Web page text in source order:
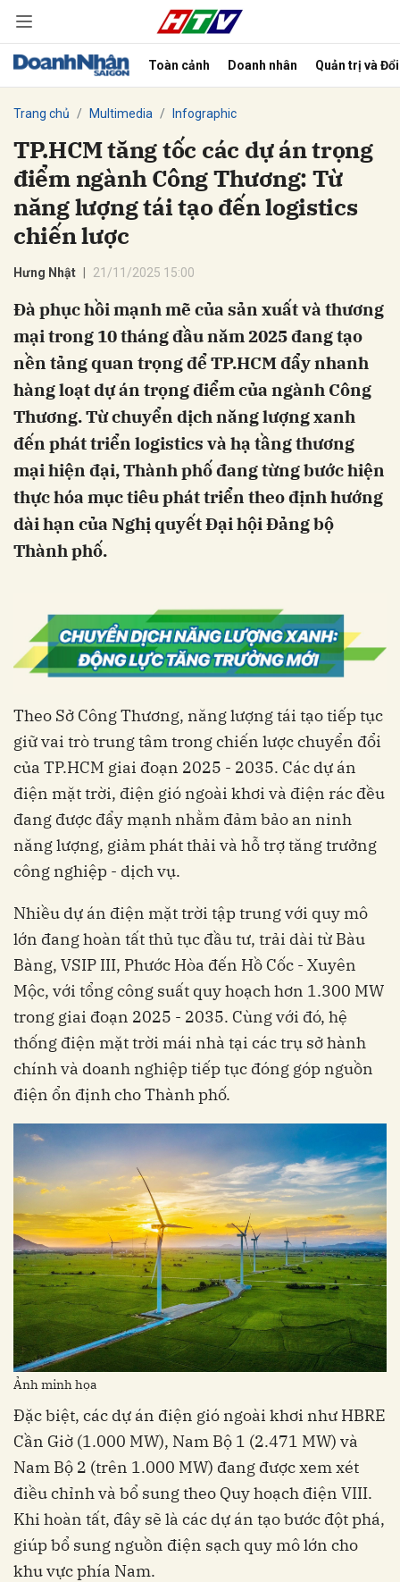
Toàn cảnh Doanh nhân Quản trị và
Trang chủ Multimedia Infographic
TP.HCM tăng tốc các dự án trọng
điểm ngành Công Thương: Từ
năng lượng tái tạo đến logistics
chiến lược
Hưng Nhật 21/11/2025 15:00
Đà phục hồi mạnh mẽ của sản xuất và thương
mại trong 10 tháng đầu năm 2025 đang tạo
nền tảng quan trọng để TP.HCM đẩy nhanh
hàng loạt dự án trọng điểm của ngành Công
Thương. Từ chuyển dịch năng lượng xanh
đến phát triển logistics và hạ tầng thương
mại hiện đại, Thành phố đang từng bước hiện
thực hóa mục tiêu phát triển theo định hướng
dài hạn của Nghị quyết Đại hội Đảng bộ
Thành phố.
Theo Sở Công Thương, năng lượng tái tạo tiếp tục
giữ vai trò trung tâm trong chiến lược chuyển đổi
của TP.HCM giai đoạn 2025 - 2035. Các dự án
điện mặt trời, điện gió ngoài khơi và điện rác đều
đang được đẩy mạnh nhằm đảm bảo an ninh
năng lượng, giảm phát thải và hỗ trợ tăng trưởng
công nghiệp - dịch vụ.
Nhiều dự án điện mặt trời tập trung với quy mô
lớn đang hoàn tất thủ tục đầu tư, trải dài từ Bàu
Bàng, VSIP III, Phước Hòa đến Hồ Cốc - Xuyên
Mộc, với tổng công suất quy hoạch hơn 1.300 MW
trong giai đoạn 2025 - 2035. Cùng với đó, hệ
thống điện mặt trời mái nhà tại các trụ sở hành
chính và doanh nghiệp tiếp tục đóng góp nguồn
điện ổn định cho Thành phố.
Ảnh minh họa
Đặc biệt, các dự án điện gió ngoài khơi như HBRE
Cần Giờ (1.000 MW), Nam Bộ 1 (2.471 MW) và
Nam Bộ 2 (trên 1.000 MW) đang được xem xét
điều chỉnh và bổ sung theo Quy hoạch điện VIII.
Khi hoàn tất, đây sẽ là các dự án tạo bước đột phá,
giúp bổ sung nguồn điện sạch quy mô lớn cho
khu vực phía Nam.